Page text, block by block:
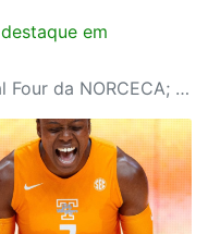
em
Sofia Maldonado é MVP do Final Four da NORCECA; Diana brilha contra Itália e garante invencibilidade brasileira